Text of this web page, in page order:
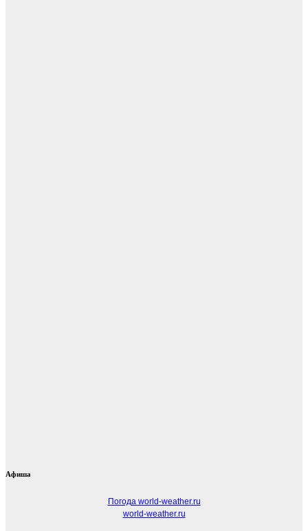
Афиша
Погода world-weather.ru
world-weather.ru